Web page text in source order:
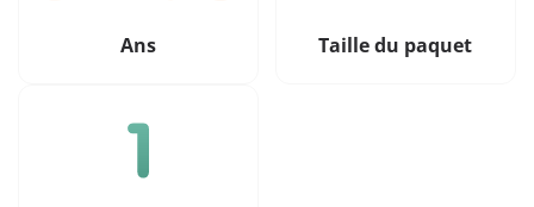
Ans Taille du paquet